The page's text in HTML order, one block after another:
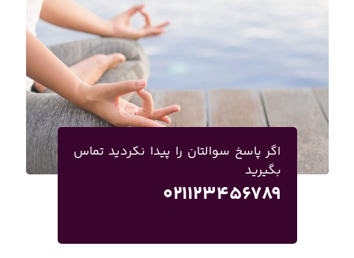
اگر پاسخ سوالتان را پیدا نکردید تماس
بگیرید
۰۲۱۱۲۳۴۵۶۷۸۹